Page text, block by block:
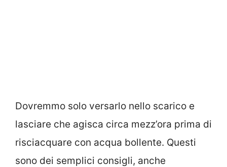
Dovremmo solo versarlo nello scarico e
lasciare che agisca circa mezz’ora prima di
risciacquare con acqua bollente. Questi
sono dei semplici consigli, anche